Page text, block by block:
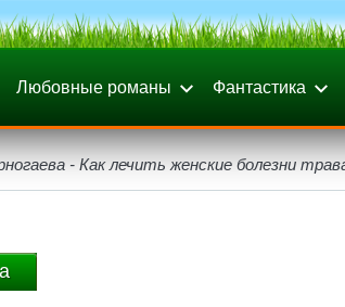
Любовные романы Фантастика
- Как лечить женские болезни